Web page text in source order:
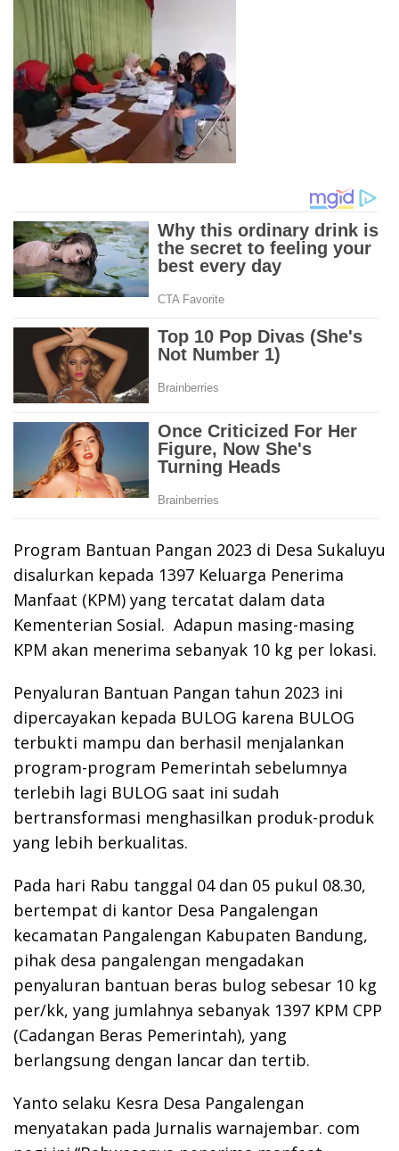
Program Bantuan Pangan 2023 di Desa Sukaluyu
disalurkan kepada 1397 Keluarga Penerima
Manfaat (KPM) yang tercatat dalam data
Kementerian Sosial. Adapun masing-masing
KPM akan menerima sebanyak 10 kg per lokasi.
Penyaluran Bantuan Pangan tahun 2023 ini
dipercayakan kepada BULOG karena BULOG
terbukti mampu dan berhasil menjalankan
program-program Pemerintah sebelumnya
terlebih lagi BULOG saat ini sudah
bertransformasi menghasilkan produk-produk
yang lebih berkualitas.
Pada hari Rabu tanggal 04 dan 05 pukul 08.30,
bertempat di kantor Desa Pangalengan
kecamatan Pangalengan Kabupaten Bandung,
pihak desa pangalengan mengadakan
penyaluran bantuan beras bulog sebesar 10 kg
per/kk, yang jumlahnya sebanyak 1397 KPM CPP
(Cadangan Beras Pemerintah), yang
berlangsung dengan lancar dan tertib.
Yanto selaku Kesra Desa Pangalengan
menyatakan pada Jurnalis warnajembar. com